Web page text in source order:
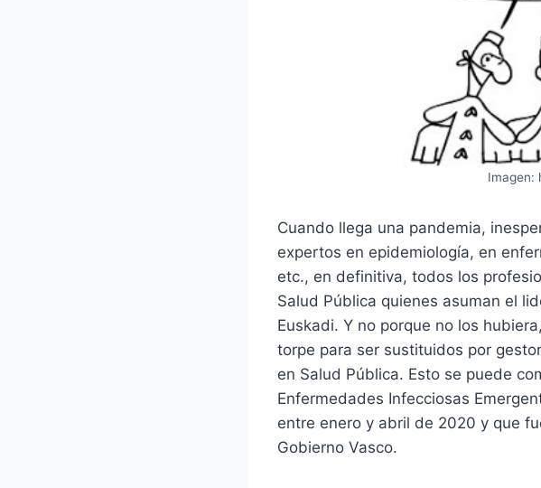
Imagen:
Cuando llega una pandemia,
expertos en epidemiología, en
etc., en definitiva, todos los
Salud Pública quienes asuman el
Euskadi. Y no porque no los
torpe para ser sustituidos por
en Salud Pública. Esto se puede
Enfermedades Infecciosas
entre enero y abril de 2020 y que
Gobierno Vasco.